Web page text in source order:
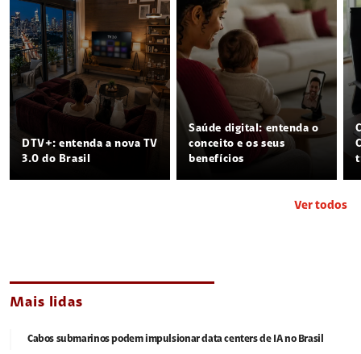
DTV+: entenda a nova TV
3.0 do Brasil
Saúde digital: entenda o
conceito e os seus
benefícios
Ver todos
Mais lidas
Cabos submarinos podem impulsionar data centers de IA no Brasil